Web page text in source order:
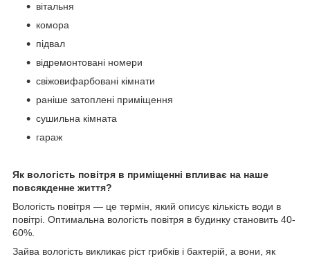
вітальня
комора
підвал
відремонтовані номери
свіжовифарбовані кімнати
раніше затоплені приміщення
сушильна кімната
гараж
Як вологість повітря в приміщенні впливає на наше
повсякденне життя?
Вологість повітря — це термін, який описує кількість води в
повітрі. Оптимальна вологість повітря в будинку становить 40-
60%.
Зайва вологість викликає ріст грибків і бактерій, а вони, як